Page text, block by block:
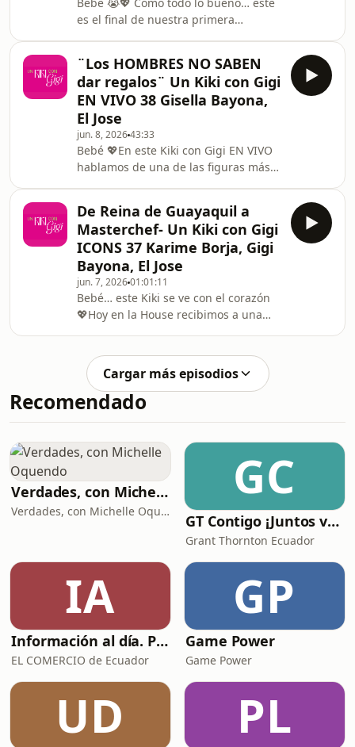
estuvo intensa, prepárate para lo que
se viene 🔥En este primer Kiki de la
segunda temporada te contamos todo
sobre nuestras úl
es el final de nuestra primera
episodio especial de Kiki con Gigi,
celebramos el Día de la Madre
hablando de esas experiencias,
recuerdos y momentos que nos
marcaron para siempre junto a
nuestras mamás 💐 José comparte
historias de su presente, mientras
Gigi nos habla desde su experiencia
como
¨Los HOMBRES NO SABEN
dar regalos¨ Un Kiki con Gigi
EN VIVO 38 Gisella Bayona,
El Jose
jun. 8, 202643:33
Bebé 💖En este Kiki con Gigi EN VIVO
hablamos de una de las figuras más
sí… las amamos, nos acompañan
siempre, pero también hay momentos
donde… 😳 los regalos no salen como
esperábamos 😂 y terminamos con
historias que ahora solo nos hacen
reír En este episodio: 💐 Hablamos del
rol de las madres en nuestras vidas 🎁
Recordamos los mejores
De Reina de Guayaquil a
Masterchef- Un Kiki con Gigi
ICONS 37 Karime Borja, Gigi
Bayona, El Jose
jun. 7, 202601:01:11
Bebé… este Kiki se ve con el corazón
💖Hoy en la House recibimos a una
MasterChef Celebrity Ecuador T3,
pero sobre todo… mamá. Karime nos
abre su historia de maternidad,
atravesada por eventos que no se
vida para siempre. Una conversación
honesta sobre el amor, la pérdida y lo
que significa s
Cargar más episodios
Recomendado
Verdades, con Michelle Oquendo
Verdades, con Michelle Oquendo
GC
GT Contigo ¡Juntos vamos más allá! - Ecuador
Grant Thornton Ecuador
IA
Información al día. Podcast de EL COMERCIO
EL COMERCIO de Ecuador
GP
Game Power
Game Power
UD PL